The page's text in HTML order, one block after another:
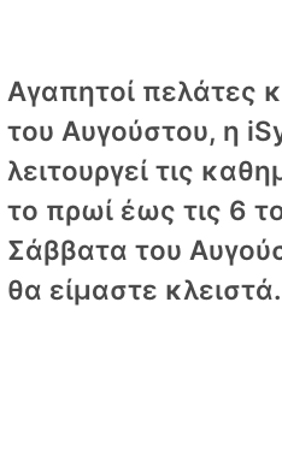
Αγαπητοί πελάτες
του Αυγούστου, η
λειτουργεί τις
το πρωί έως τις 6
Σάββατα του
θα είμαστε κλειστά.